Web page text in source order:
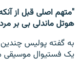
هوتل ماندلی بی بر
به گفته پولیس
یک فستیوال